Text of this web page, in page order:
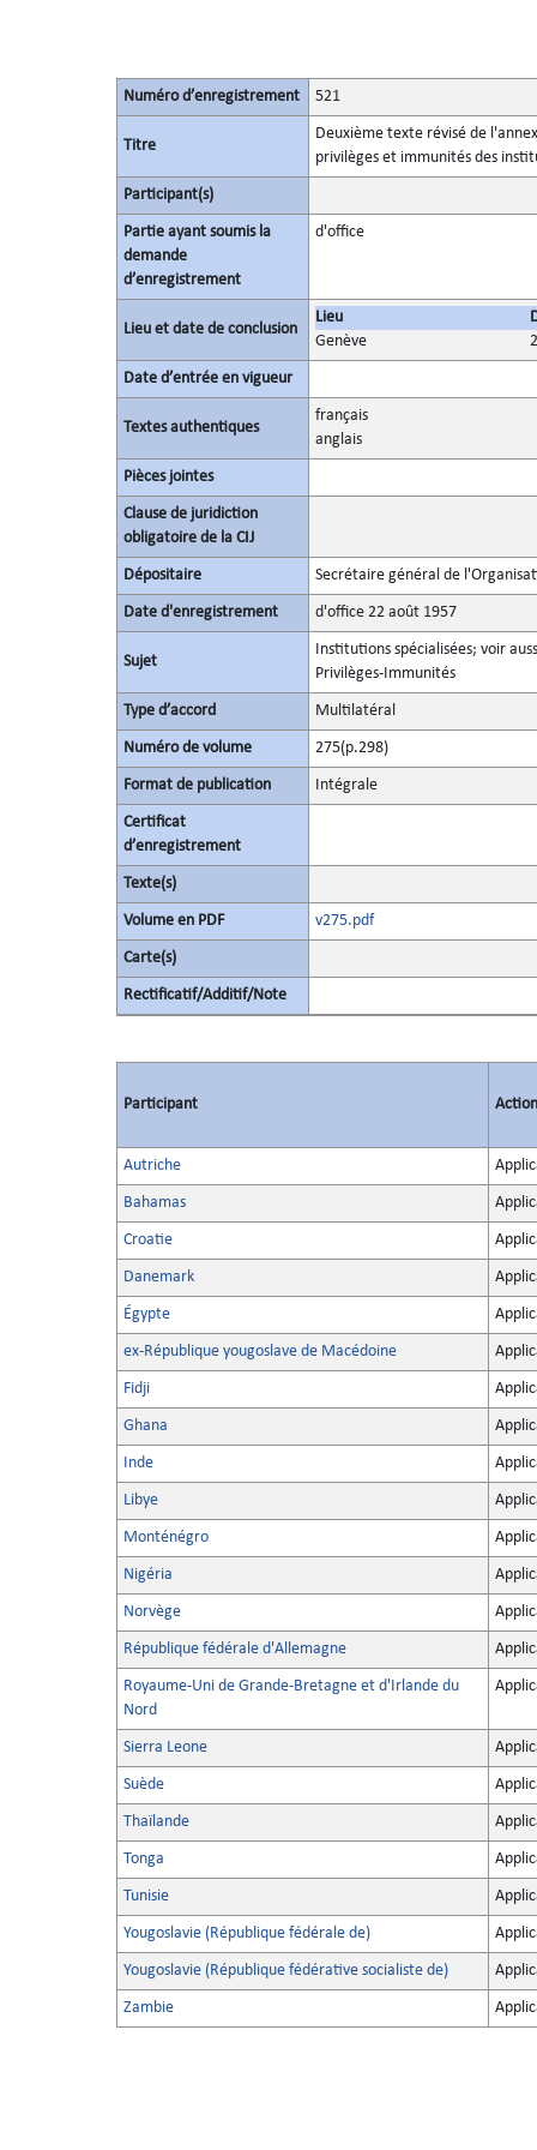
Numéro d’enregistrement 521
Titre
Deuxième texte révisé de
privilèges et immunités des
Participant(s)
Partie ayant soumis la
demande
d’enregistrement
d'office
Lieu et date de conclusion
Lieu
Genève
Date d’entrée en vigueur
Textes authentiques
français
anglais
Pièces jointes
Clause de juridiction
obligatoire de la CIJ
Dépositaire Secrétaire général de
Date d'enregistrement d'office 22 août 1957
Sujet
Institutions spécialisées; voir
Privilèges-Immunités
Type d’accord Multilatéral
Numéro de volume 275(p.298)
Format de publication Intégrale
Certificat
d’enregistrement
Texte(s)
Volume en PDF v275.pdf
Carte(s)
Rectificatif/Additif/Note
Participant Action
Autriche
Bahamas
Croatie
Danemark
Égypte
ex-République yougoslave de Macédoine
Fidji
Ghana
Inde
Libye
Monténégro
Nigéria
Norvège
République fédérale d'Allemagne
Royaume-Uni de Grande-Bretagne et d'Irlande du
Nord
Sierra Leone
Suède
Thaïlande
Tonga
Tunisie
Yougoslavie (République fédérale de)
Yougoslavie (République fédérative socialiste de)
Zambie